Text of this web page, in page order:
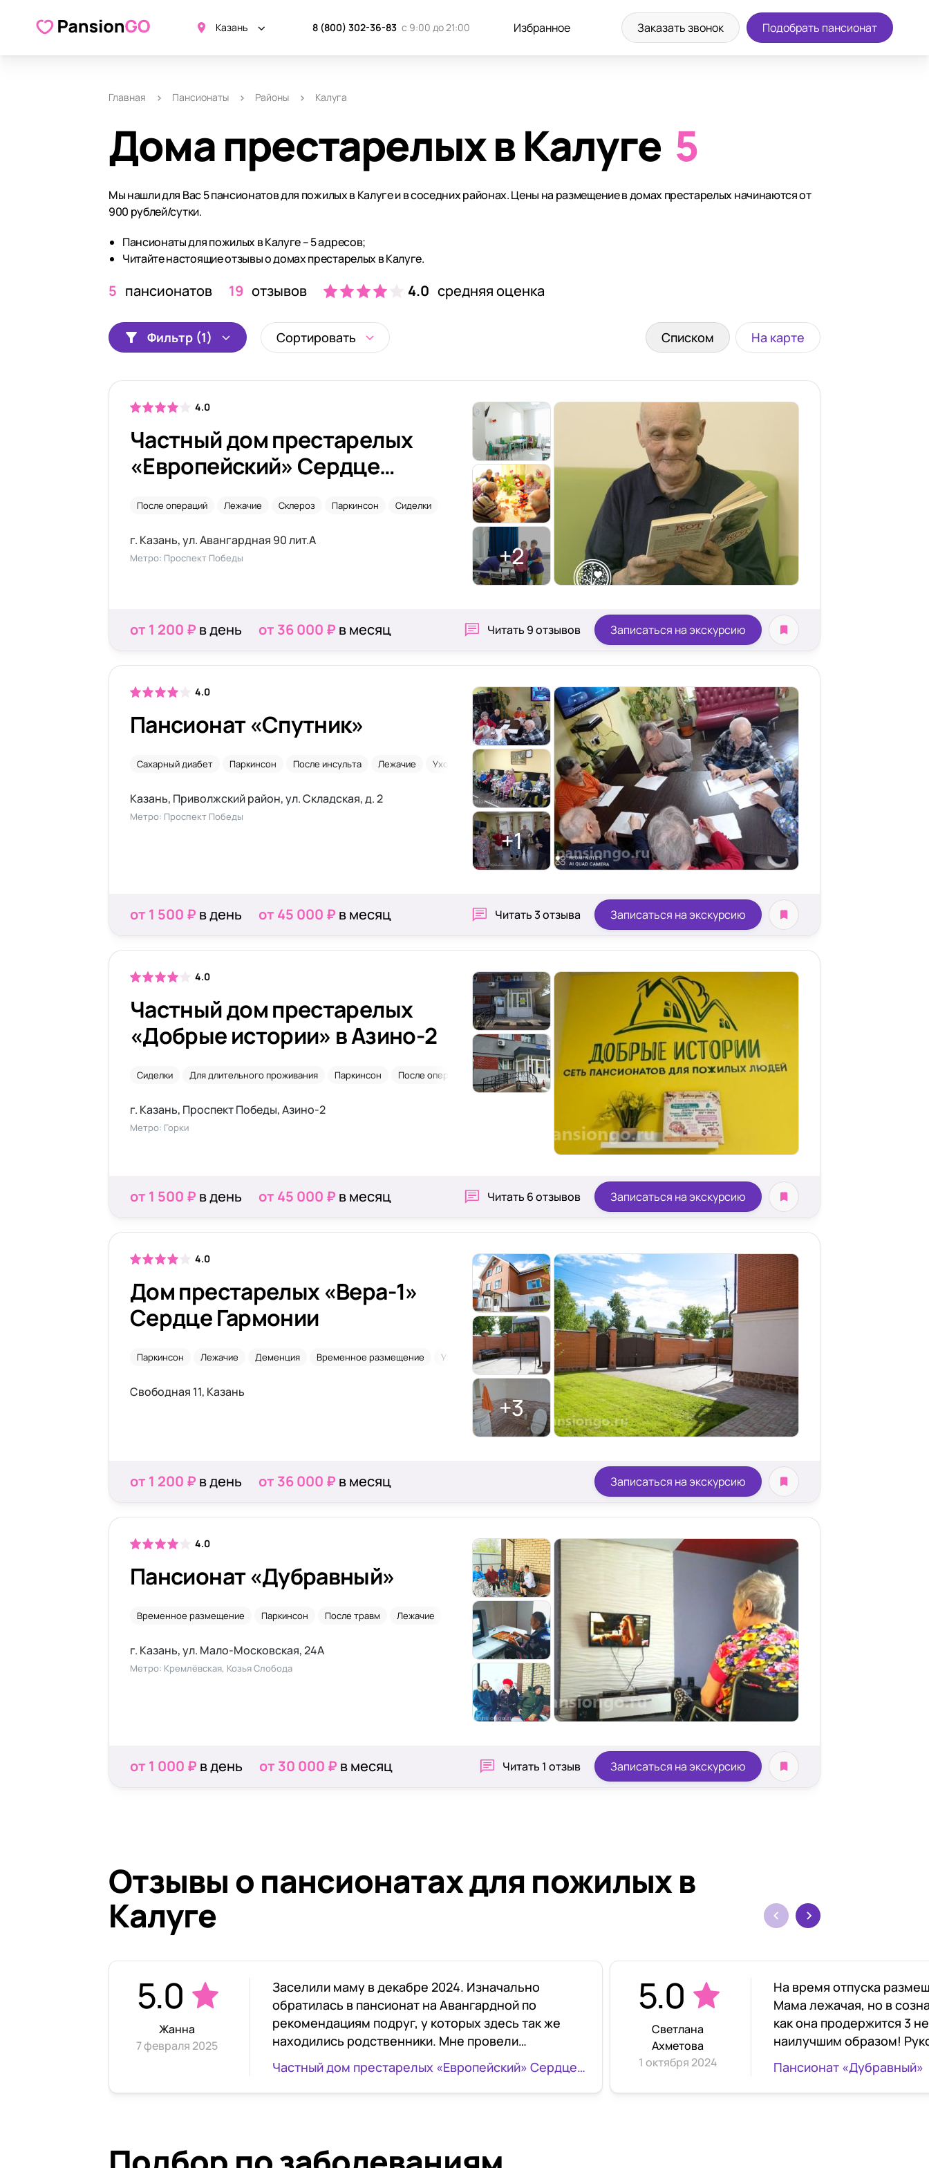
Казань 8 (800) 302-36-83 с 9:00 до 21:00 Избранное Заказать звонок Подобрать пансионат
Главная Пансионаты Районы Калуга
Дома престарелых в Калуге 5
Мы нашли для Вас 5 пансионатов для пожилых в Калуге и в соседних районах. Цены на размещение в домах престарелых начинаются от
900 рублей/сутки.
Пансионаты для пожилых в Калуге – 5 адресов;
Читайте настоящие отзывы о домах престарелых в Калуге.
5 пансионатов 19 отзывов 4.0 средняя оценка
Фильтр (1) Сортировать Списком На карте
4.0
Частный дом престарелых
«Европейский» Сердце
После операций Лежачие Склероз Паркинсон Сиделки
г. Казань, ул. Авангардная 90 лит.А
Метро: Проспект Победы +2
от 1 200 ₽ в день от 36 000 ₽ в месяц Читать 9 отзывов Записаться на экскурсию
4.0
Пансионат «Спутник»
Сахарный диабет Паркинсон После инсульта Лежачие Уход 24/7
Казань, Приволжский район, ул. Складская, д. 2
Метро: Проспект Победы
+1
от 1 500 ₽ в день от 45 000 ₽ в месяц Читать3 отзыва Записаться на экскурсию
4.0
Частный дом престарелых
«Добрые истории» в Азино-2
Сиделки Для длительного проживания Паркинсон После операций Уход 24/7
г. Казань, Проспект Победы, Азино-2
Метро: Горки
от 1 500 ₽ в день от 45 000 ₽ в месяц Читать 6 отзывов Записаться на экскурсию
4.0
Дом престарелых «Вера-1»
Сердце Гармонии
Паркинсон Лежачие Деменция Временное размещение Уход 24/7
Свободная 11, Казань
+3
от 1 200 ₽ в день от 36 000 ₽ в месяц Записаться на экскурсию
4.0
Пансионат «Дубравный»
Временное размещение Паркинсон После травм Лежачие После инсульта
г. Казань, ул. Мало-Московская, 24А
Метро: Кремлёвская, Козья Слобода
от 1 000 ₽ в день от 30 000 ₽ в месяц Читать 1 отзыв Записаться на экскурсию
Отзывы о пансионатах для пожилых в
Калуге
5.0
Жанна
7 февраля 2025
Заселили маму в декабре 2024. Изначально
обратилась в пансионат на Авангардной по
рекомендациям подруг, у которых здесь так же
находились родственники. Мне провели
экскурсию, я смогла примерно определиться с
палатой по своим пожеланиям и возможностям
этого филиала. Менеджеры Елена и Галия
человек, очень поддержала морально при
Частный дом престарелых «Европейский» Сердце Гармонии
5.0
Светлана
Ахметова
1 октября 2024
На время отпуска
Мама лежачая, но в
как она продержится 3
наилучшим образом!
связи всё подробно
день приезда. Встречала нас и в дальнейшем
ухаживала за мамой
Пансионат «Дубравный»